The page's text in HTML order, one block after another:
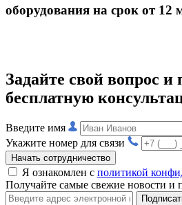
оборудования на срок от 12
Задайте свой вопрос и
бесплатную
Введите имя
Укажите номер для связи
Начать сотрудничество
Я ознакомлен с политикой
Получайте самые свежие новости и